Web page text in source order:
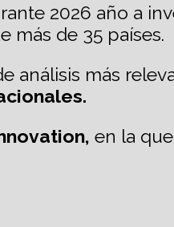
2026 año a
más de 35 países.
análisis más
en la